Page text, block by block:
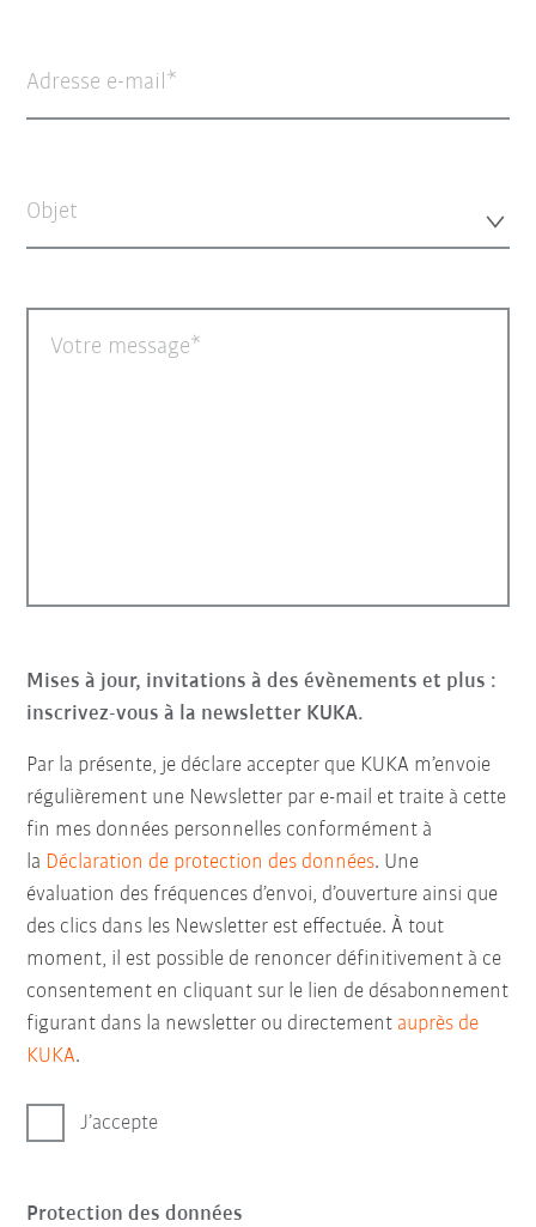
Adresse e-mail
Objet
Votre message
Mises à jour, invitations à des évènements et plus :
inscrivez-vous à la newsletter KUKA.
Par la présente, je déclare accepter que KUKA m’envoie
régulièrement une Newsletter par e-mail et traite à cette
fin mes données personnelles conformément à
la Déclaration de protection des données. Une
évaluation des fréquences d’envoi, d’ouverture ainsi que
des clics dans les Newsletter est effectuée. À tout
moment, il est possible de renoncer définitivement à ce
consentement en cliquant sur le lien de désabonnement
figurant dans la newsletter ou directement auprès de
KUKA.
J’accepte
Protection des données